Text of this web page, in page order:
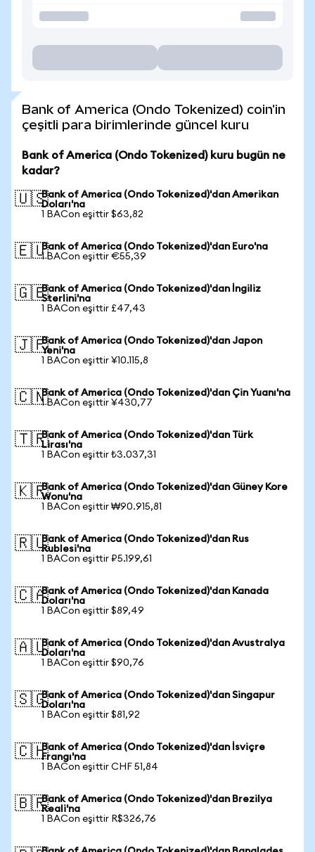
Bank of America (Ondo Tokenized) coin'in
çeşitli para birimlerinde güncel kuru
Bank of America (Ondo Tokenized) kuru bugün ne
kadar?
🇺🇸Bank of America (Ondo Tokenized)'dan Amerikan
Doları'na
1 BACon eşittir $63,82
🇪🇺Bank of America (Ondo Tokenized)'dan Euro'na
1 BACon eşittir €55,39
🇬🇧Bank of America (Ondo Tokenized)'dan İngiliz
Sterlini'na
1 BACon eşittir £47,43
🇯🇵Bank of America (Ondo Tokenized)'dan Japon
Yeni'na
1 BACon eşittir ¥10.115,8
🇨🇳Bank of America (Ondo Tokenized)'dan Çin Yuanı'na
1 BACon eşittir ¥430,77
🇹🇷Bank of America (Ondo Tokenized)'dan Türk
Lirası'na
1 BACon eşittir ₺3.037,31
🇰🇷Bank of America (Ondo Tokenized)'dan Güney Kore
Wonu'na
1 BACon eşittir ₩90.915,81
🇷🇺Bank of America (Ondo Tokenized)'dan Rus
Rublesi'na
1 BACon eşittir ₽5.199,61
🇨🇦Bank of America (Ondo Tokenized)'dan Kanada
Doları'na
1 BACon eşittir $89,49
🇦🇺Bank of America (Ondo Tokenized)'dan Avustralya
Doları'na
1 BACon eşittir $90,76
🇸🇬Bank of America (Ondo Tokenized)'dan Singapur
Doları'na
1 BACon eşittir $81,92
🇨🇭Bank of America (Ondo Tokenized)'dan İsviçre
Frangı'na
1 BACon eşittir CHF 51,84
🇧🇷Bank of America (Ondo Tokenized)'dan Brezilya
Reali'na
1 BACon eşittir R$326,76